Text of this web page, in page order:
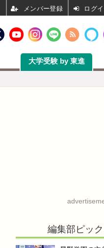
大学受験 by 東進
編集部ピッ
ログ